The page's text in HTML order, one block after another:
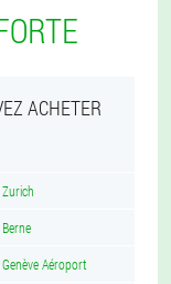
ACHETER
Aéroport